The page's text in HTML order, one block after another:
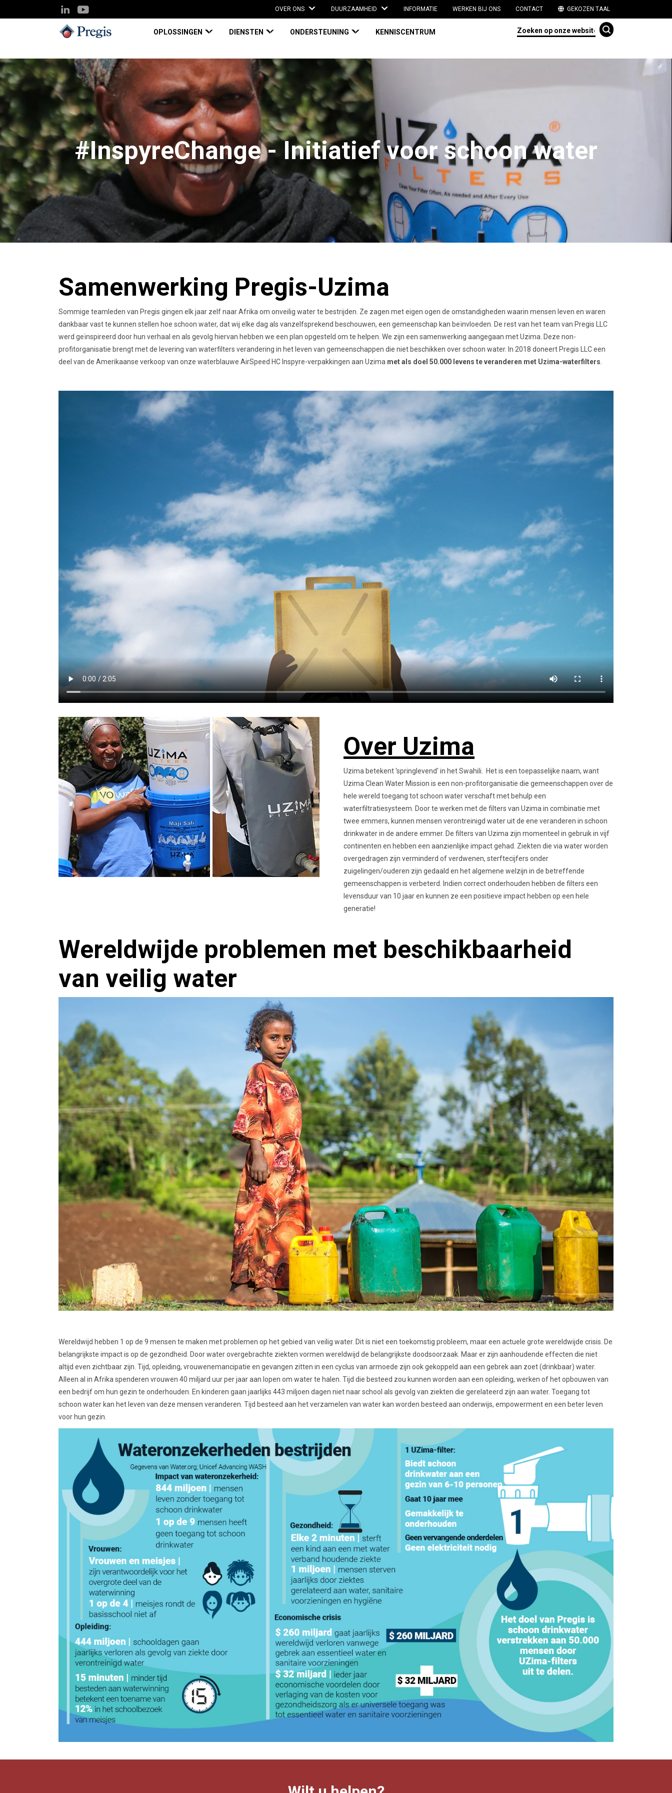
OVER ONS DUURZAAMHEID INFORMATIE WERKEN BIJ ONS CONTACT GEKOZEN TAAL
OPLOSSINGEN DIENSTEN ONDERSTEUNING KENNISCENTRUM
#InspyreChange - Initiatief voor schoon water
Samenwerking Pregis-Uzima
Sommige teamleden van Pregis gingen elk jaar zelf naar Afrika om onveilig water te bestrijden. Ze zagen met eigen ogen de omstandigheden waarin mensen leven en waren
dankbaar vast te kunnen stellen hoe schoon water, dat wij elke dag als vanzelfsprekend beschouwen, een gemeenschap kan beïnvloeden. De rest van het team van Pregis LLC
werd geïnspireerd door hun verhaal en als gevolg hiervan hebben we een plan opgesteld om te helpen. We zijn een samenwerking aangegaan met Uzima. Deze non-
profitorganisatie brengt met de levering van waterfilters verandering in het leven van gemeenschappen die niet beschikken over schoon water. In 2018 doneert Pregis LLC een
deel van de Amerikaanse verkoop van onze waterblauwe AirSpeed ​​HC Inspyre-verpakkingen aan Uzima met als doel 50.000 levens te veranderen met Uzima-waterfilters
Over Uzima
Uzima betekent 'springlevend' in het Swahili. Het is een toepasselijke naam, want
Uzima Clean Water Mission is een non-profitorganisatie die gemeenschappen over de
hele wereld toegang tot schoon water verschaft met behulp een
waterfiltratiesysteem. Door te werken met de filters van Uzima in combinatie met
twee emmers, kunnen mensen verontreinigd water uit de ene veranderen in schoon
drinkwater in de andere emmer. De filters van Uzima zijn momenteel in gebruik in vijf
continenten en hebben een aanzienlijke impact gehad. Ziekten die via water worden
overgedragen zijn verminderd of verdwenen, sterftecijfers onder
zuigelingen/ouderen zijn gedaald en het algemene welzijn in de betreffende
gemeenschappen is verbeterd. Indien correct onderhouden hebben de filters een
levensduur van 10 jaar en kunnen ze een positieve impact hebben op een hele
generatie!
Wereldwijde problemen met beschikbaarheid
van veilig water
Wereldwijd hebben 1 op de 9 mensen te maken met problemen op het gebied van veilig water. Dit is niet een toekomstig probleem, maar een actuele grote wereldwijde crisis. De
belangrijkste impact is op de gezondheid. Door water overgebrachte ziekten vormen wereldwijd de belangrijkste doodsoorzaak. Maar er zijn aanhoudende effecten die niet
altijd even zichtbaar zijn. Tijd, opleiding, vrouwenemancipatie en gevangen zitten in een cyclus van armoede zijn ook gekoppeld aan een gebrek aan zoet (drinkbaar) water.
Alleen al in Afrika spenderen vrouwen 40 miljard uur per jaar aan lopen om water te halen. Tijd die besteed zou kunnen worden aan een opleiding, werken of het opbouwen van
een bedrijf om hun gezin te onderhouden. En kinderen gaan jaarlijks 443 miljoen dagen niet naar school als gevolg van ziekten die gerelateerd zijn aan water. Toegang tot
schoon water kan het leven van deze mensen veranderen. Tijd besteed aan het verzamelen van water kan worden besteed aan onderwijs, empowerment en een beter leven
voor hun gezin.